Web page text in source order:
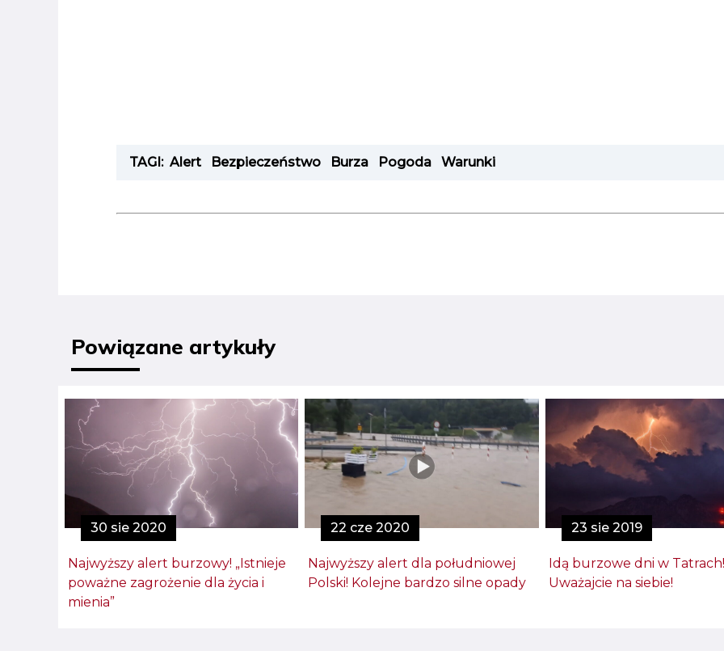
TAGI: Alert Bezpieczeństwo Burza Pogoda Warunki
Powiązane artykuły
30 sie 2020
Najwyższy alert burzowy! „Istnieje
poważne zagrożenie dla życia i
mienia”
22 cze 2020
Najwyższy alert dla południowej
Polski! Kolejne bardzo silne opady
23 sie 2019
Idą burzowe dni w Tatrach!
Uważajcie na siebie!